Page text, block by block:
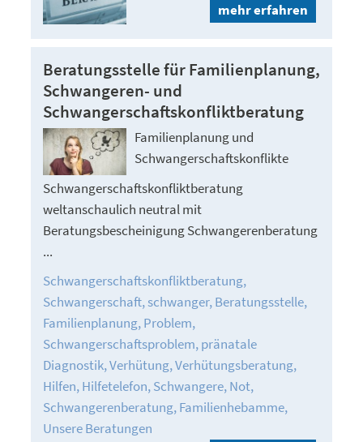
mehr erfahren
Beratungsstelle für Familienplanung,
Schwangeren- und
Schwangerschaftskonfliktberatung
Familienplanung und
Schwangerschaftskonflikte
Schwangerschaftskonfliktberatung
weltanschaulich neutral mit
Beratungsbescheinigung Schwangerenberatung
...
Schwangerschaftskonfliktberatung
Schwangerschaft schwanger Beratungsstelle
Familienplanung Problem
Schwangerschaftsproblem pränatale
Diagnostik Verhütung Verhütungsberatung
Hilfen Hilfetelefon Schwangere Not
Schwangerenberatung Familienhebamme
Unsere Beratungen